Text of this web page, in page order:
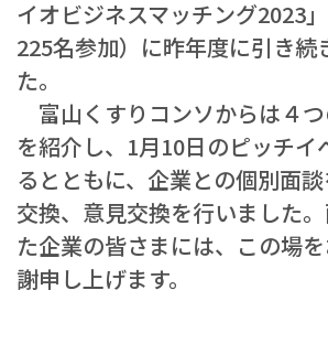
イオビジネスマッチング2023
225名参加）に昨年度に引き続
た。
富山くすりコンソからは４
を紹介し、1月10日のピッチイ
るとともに、企業との個別面
交換、意見交換を行いました
た企業の皆さまには、この場
謝申し上げます。